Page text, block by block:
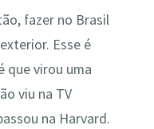
fazer no Brasil
Esse é
que virou uma
viu na TV
na Harvard.